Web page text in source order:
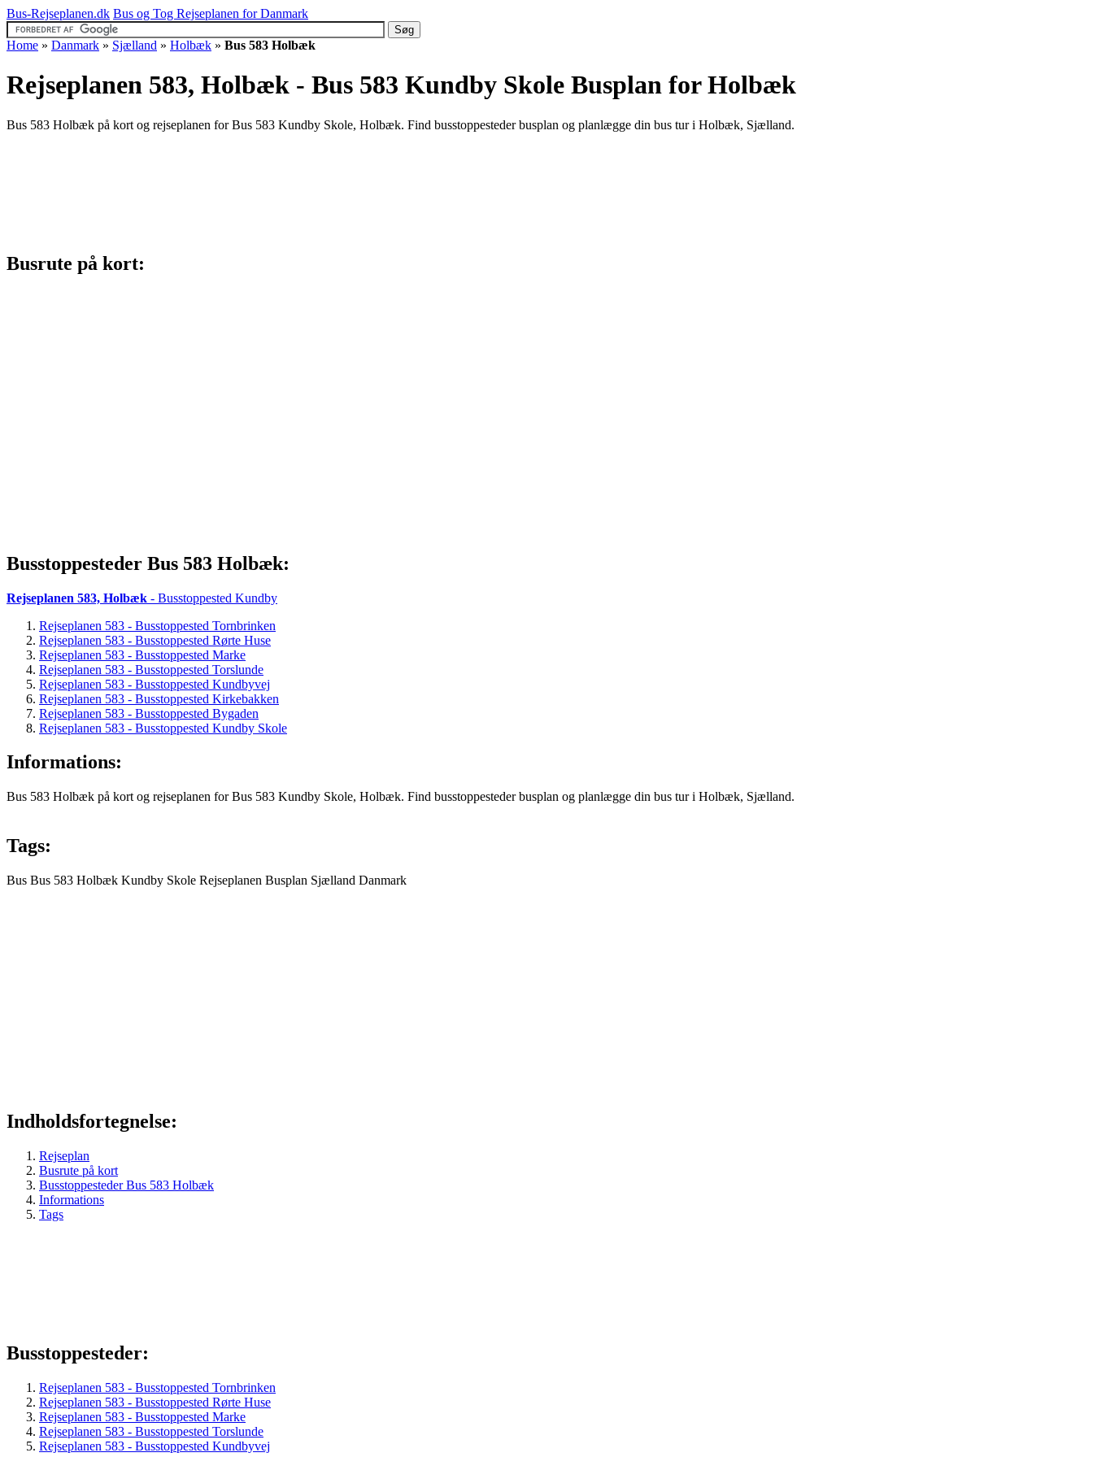
Bus-Rejseplanen.dk Bus og Tog Rejseplanen for Danmark
Home » Danmark » Sjælland » Holbæk » Bus 583 Holbæk
Rejseplanen 583, Holbæk - Bus 583 Kundby Skole Busplan for Holbæk
Bus 583 Holbæk på kort og rejseplanen for Bus 583 Kundby Skole, Holbæk. Find busstoppesteder busplan og planlægge din bus tur i Holbæk, Sjælland.
Busrute på kort:
Busstoppesteder Bus 583 Holbæk:
Rejseplanen 583, Holbæk - Busstoppested Kundby
Rejseplanen 583 - Busstoppested Tornbrinken
Rejseplanen 583 - Busstoppested Rørte Huse
Rejseplanen 583 - Busstoppested Marke
Rejseplanen 583 - Busstoppested Torslunde
Rejseplanen 583 - Busstoppested Kundbyvej
Rejseplanen 583 - Busstoppested Kirkebakken
Rejseplanen 583 - Busstoppested Bygaden
Rejseplanen 583 - Busstoppested Kundby Skole
Informations:
Bus 583 Holbæk på kort og rejseplanen for Bus 583 Kundby Skole, Holbæk. Find busstoppesteder busplan og planlægge din bus tur i Holbæk, Sjælland.
Tags:
Bus Bus 583 Holbæk Kundby Skole Rejseplanen Busplan Sjælland Danmark
Indholdsfortegnelse:
Rejseplan
Busrute på kort
Busstoppesteder Bus 583 Holbæk
Informations
Tags
Busstoppesteder:
Rejseplanen 583 - Busstoppested Tornbrinken
Rejseplanen 583 - Busstoppested Rørte Huse
Rejseplanen 583 - Busstoppested Marke
Rejseplanen 583 - Busstoppested Torslunde
Rejseplanen 583 - Busstoppested Kundbyvej